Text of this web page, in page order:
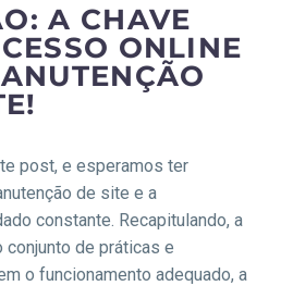
A CHAVE
ONLINE
post, e esperamos ter
de site e a
constante. Recapitulando, a
de práticas e
o funcionamento adequado, a